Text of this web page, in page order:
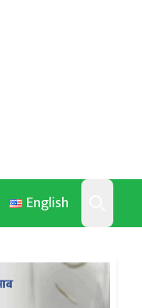
English
Search